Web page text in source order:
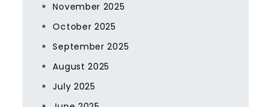
November 2025
October 2025
September 2025
August 2025
July 2025